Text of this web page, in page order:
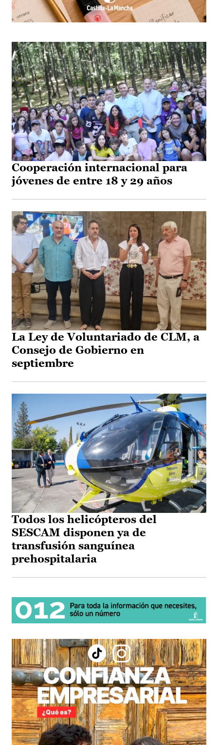
Cooperación internacional para
jóvenes de entre 18 y 29 años
La Ley de Voluntariado de CLM, a
Consejo de Gobierno en
septiembre
Todos los helicópteros del
SESCAM disponen ya de
transfusión sanguínea
prehospitalaria